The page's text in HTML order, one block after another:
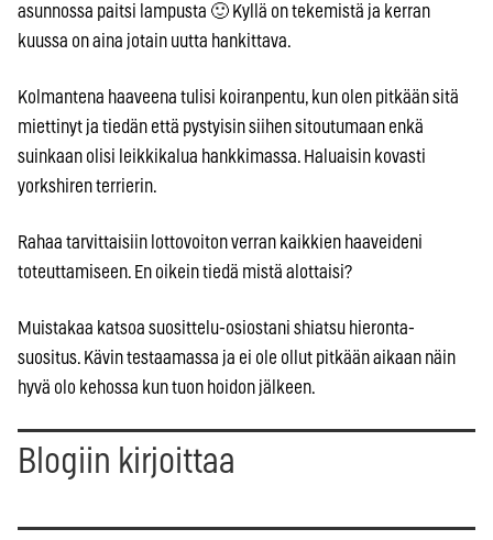
asunnossa paitsi lampusta 🙂 Kyllä on tekemistä ja kerran
kuussa on aina jotain uutta hankittava.
Kolmantena haaveena tulisi koiranpentu, kun olen pitkään sitä
miettinyt ja tiedän että pystyisin siihen sitoutumaan enkä
suinkaan olisi leikkikalua hankkimassa. Haluaisin kovasti
yorkshiren terrierin.
Rahaa tarvittaisiin lottovoiton verran kaikkien haaveideni
toteuttamiseen. En oikein tiedä mistä alottaisi?
Muistakaa katsoa suosittelu-osiostani shiatsu hieronta-
suositus. Kävin testaamassa ja ei ole ollut pitkään aikaan näin
hyvä olo kehossa kun tuon hoidon jälkeen.
Blogiin kirjoittaa